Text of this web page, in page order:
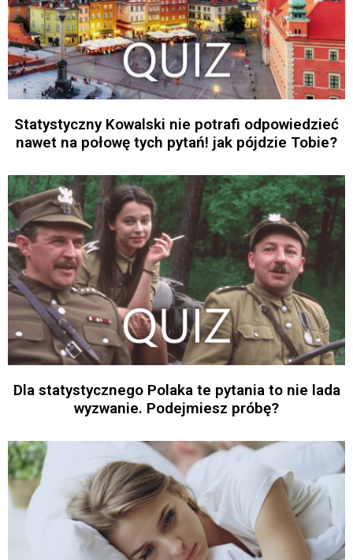
Statystyczny Kowalski nie potrafi odpowiedzieć
nawet na połowę tych pytań! jak pójdzie Tobie?
Dla statystycznego Polaka te pytania to nie lada
wyzwanie. Podejmiesz próbę?